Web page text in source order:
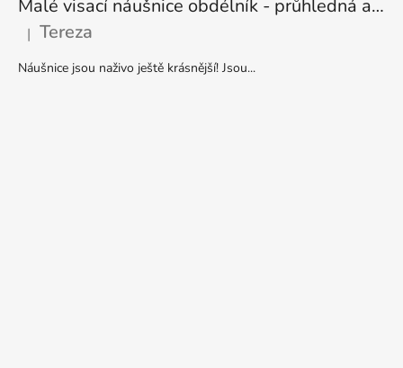
Malé visací náušnice obdélník - průhledná a stříbrná
Hodnocení produktu je 5 z 5 hvězdiček.
| Tereza
Náušnice jsou naživo ještě krásnější! Jsou...